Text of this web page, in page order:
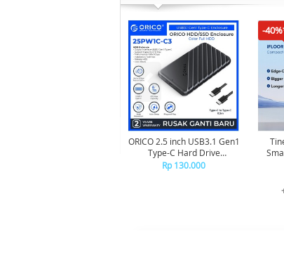
ORICO 2.5 inch USB3.1 Gen1
Type-C Hard Drive
Enclosure - 25PW1C-C3
Rp 130.000
-
Smart